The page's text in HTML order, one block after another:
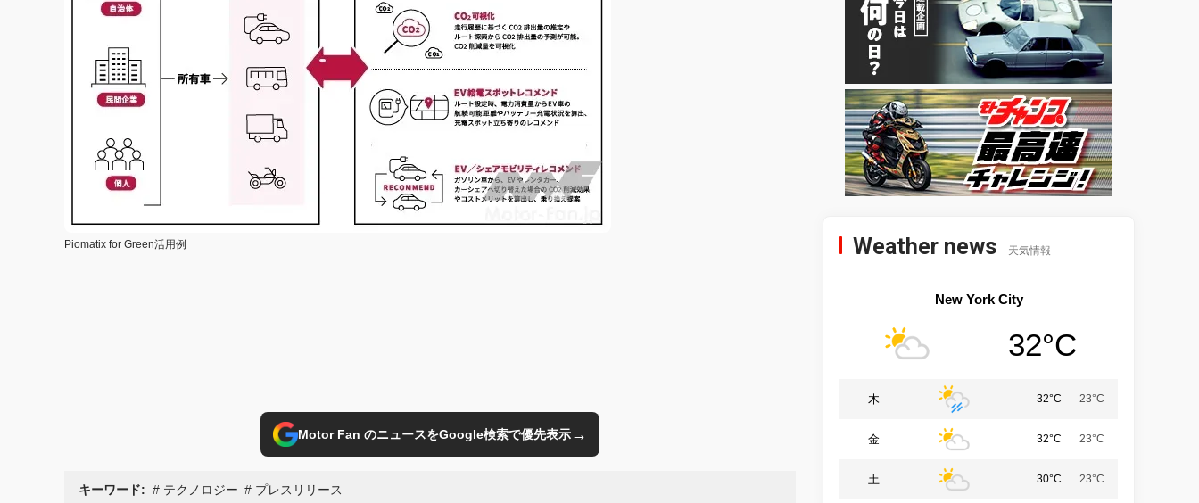
Piomatix for Green活用例
Motor Fan のニュースをGoogle検索で優先表示→
キーワード: テクノロジー プレスリリース
Weather news 天気情報
New York City
32°C
木 32°C 23°C
金 32°C 23°C
土 30°C 23°C